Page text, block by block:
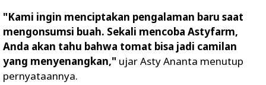
"Kami ingin menciptakan pengalaman baru saat
mengonsumsi buah. Sekali mencoba Astyfarm,
Anda akan tahu bahwa tomat bisa jadi camilan
yang menyenangkan," ujar Asty Ananta menutup
pernyataannya.